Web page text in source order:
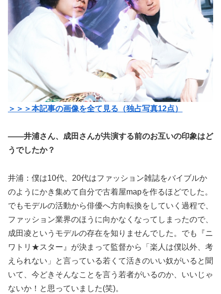
＞＞＞本記事の画像を全て見る（独占写真12点）
——井浦さん、成田さんが共演する前のお互いの印象はど
うでしたか？
井浦：僕は10代、20代はファッション雑誌をバイブルか
のようにかき集めて自分で古着屋mapを作るほどでした。
でもモデルの活動から俳優へ方向転換をしていく過程で、
ファッション業界のほうに向かなくなってしまったので、
成田凌というモデルの存在を知りませんでした。でも『ニ
ワトリ★スター』が決まって監督から「楽人は僕以外、考
えられない」と言っている若くて活きのいい奴がいると聞
いて、今どきそんなことを言う若者がいるのか、いいじゃ
ないか！と思っていました(笑)。